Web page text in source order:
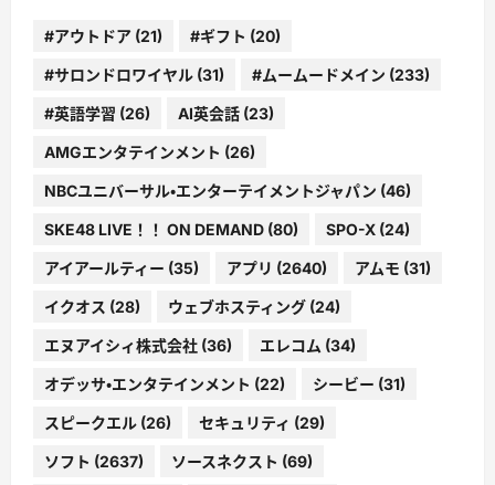
#アウトドア (21) #ギフト (20)
#サロンドロワイヤル (31) #ムームードメイン (233)
#英語学習 (26) AI英会話 (23)
AMGエンタテインメント (26)
NBCユニバーサル・エンターテイメントジャパン (46)
SKE48 LIVE！！ ON DEMAND (80) SPO-X (24)
アイアールティー (35) アプリ (2640) アムモ (31)
イクオス (28) ウェブホスティング (24)
エヌアイシィ株式会社 (36) エレコム (34)
オデッサ・エンタテインメント (22) シービー (31)
スピークエル (26) セキュリティ (29)
ソフト (2637) ソースネクスト (69)